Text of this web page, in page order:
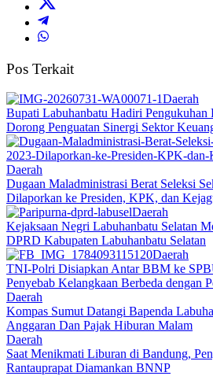
Pos Terkait
Daerah
Bupati Labuhanbatu Hadiri Pengukuhan
Dorong Penguatan Sinergi Sektor
Daerah
Dugaan Maladministrasi Berat Seleksi
Dilaporkan ke Presiden, KPK, dan
Daerah
Kejaksaan Negri Labuhanbatu Selatan
DPRD Kabupaten Labuhanbatu Selatan
Daerah
TNI-Polri Disiapkan Antar BBM ke
Penyebab Kelangkaan Berbeda dengan
Daerah
Kompas Sumut Datangi Bapenda
Anggaran Dan Pajak Hiburan Malam
Daerah
Saat Menikmati Liburan di Bandung,
Rantauprapat Diamankan BNNP